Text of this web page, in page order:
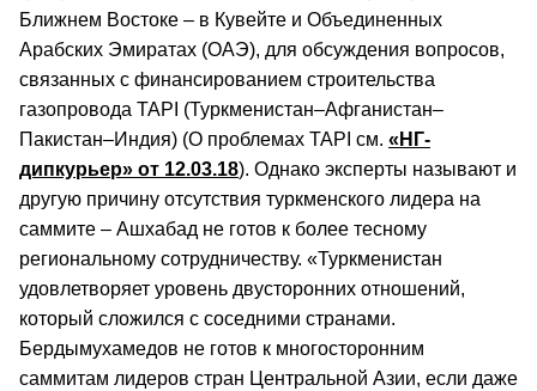
Ближнем Востоке – в Кувейте и Объединенных
Арабских Эмиратах (ОАЭ), для обсуждения вопросов,
связанных с финансированием строительства
газопровода TAPI (Туркменистан–Афганистан–
Пакистан–Индия) (О проблемах TAPI см. «НГ-
дипкурьер» от 12.03.18). Однако эксперты называют и
другую причину отсутствия туркменского лидера на
саммите – Ашхабад не готов к более тесному
региональному сотрудничеству. «Туркменистан
удовлетворяет уровень двусторонних отношений,
который сложился с соседними странами.
Бердымухамедов не готов к многосторонним
саммитам лидеров стран Центральной Азии, если даже